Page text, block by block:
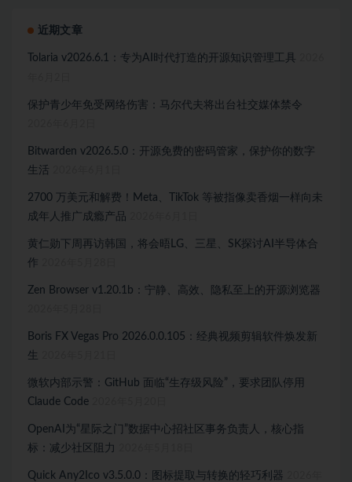
近期文章
Tolaria v2026.6.1：专为AI时代打造的开源知识管理工具
保护青少年免受网络伤害：马尔代夫将出台社交媒体禁令
Bitwarden v2026.5.0：开源免费的密码管家，保护你的数字
生活
2700 万美元和解费！Meta、TikTok 等被指像卖香烟一样向未
成年人推广成瘾产品
黄仁勋下周再访韩国，将会晤LG、三星、SK探讨AI半导体合
作
Zen Browser v1.20.1b：宁静、高效、隐私至上的开源浏览器
Boris FX Vegas Pro 2026.0.0.105：经典视频剪辑软件焕发新
生
微软内部示警：GitHub 面临“生存级风险”，要求团队停用
Claude Code
OpenAI为“星际之门”数据中心招社区事务负责人，核心指
标：减少社区阻力
Quick Any2Ico v3.5.0.0：图标提取与转换的轻巧利器